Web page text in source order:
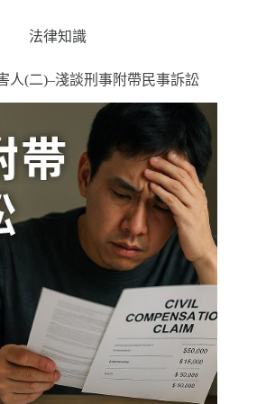
法律知識
人(二)–淺談刑事附帶民事訴訟